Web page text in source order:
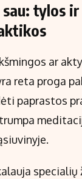
tylos ir
ar
reta proga
paprastos
specialių